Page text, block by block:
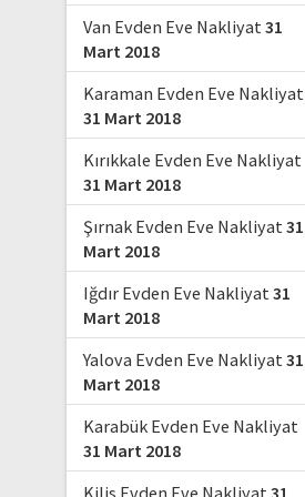
Van Evden Eve Nakliyat31
Mart 2018
Karaman Evden Eve Nakliyat
31 Mart 2018
Kırıkkale Evden Eve Nakliyat
31 Mart 2018
Şırnak Evden Eve Nakliyat31
Mart 2018
Iğdır Evden Eve Nakliyat31
Mart 2018
Yalova Evden Eve Nakliyat31
Mart 2018
Karabük Evden Eve Nakliyat
31 Mart 2018